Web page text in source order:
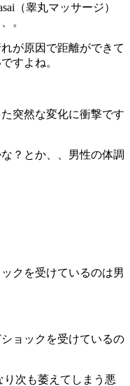
（睾丸マッサージ）
。
が原因で距離ができて
すよね。
突然な変化に衝撃です
？とか、、男性の体調
クを受けているのは男
ョックを受けているの
り次も萎えてしまう悪